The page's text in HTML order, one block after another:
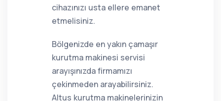
cihazınızı usta ellere emanet
etmelisiniz.
Bölgenizde en yakın çamaşır
kurutma makinesi servisi
arayışınızda firmamızı
çekinmeden arayabilirsiniz.
Altus kurutma makinelerinizin